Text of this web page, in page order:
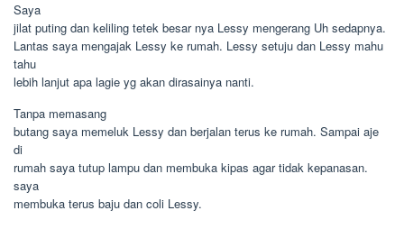
Saya
jilat puting dan keliling tetek besar nya Lessy mengerang Uh sedapnya.
Lantas saya mengajak Lessy ke rumah. Lessy setuju dan Lessy mahu
tahu
lebih lanjut apa lagie yg akan dirasainya nanti.
Tanpa memasang
butang saya memeluk Lessy dan berjalan terus ke rumah. Sampai aje
di
rumah saya tutup lampu dan membuka kipas agar tidak kepanasan.
saya
membuka terus baju dan coli Lessy.